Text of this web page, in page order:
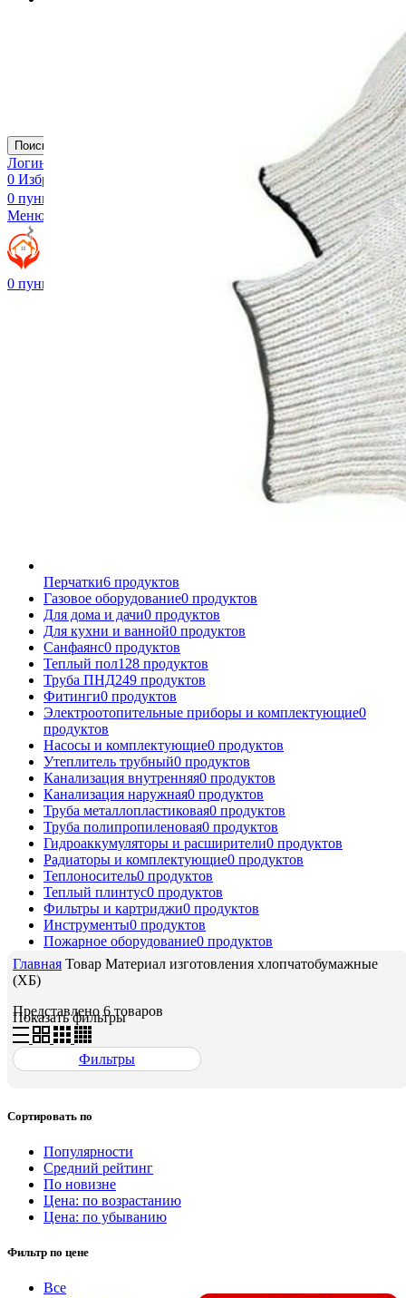
Труба ПНД техническая для кабеля трехслойная
Поиск
Логин / Регистрация
0 Избранное
0 пунктов
Меню
0 пунктов
Перчатки6 продуктов
Газовое оборудование0 продуктов
Для дома и дачи0 продуктов
Для кухни и ванной0 продуктов
Санфаянс0 продуктов
Теплый пол128 продуктов
Труба ПНД249 продуктов
Фитинги0 продуктов
Электроотопительные приборы и комплектующие0
продуктов
Насосы и комплектующие0 продуктов
Утеплитель трубный0 продуктов
Канализация внутренняя0 продуктов
Канализация наружная0 продуктов
Труба металлопластиковая0 продуктов
Труба полипропиленовая0 продуктов
Гидроаккумуляторы и расширители0 продуктов
Радиаторы и комплектующие0 продуктов
Теплоноситель0 продуктов
Теплый плинтус0 продуктов
Фильтры и картриджи0 продуктов
Инструменты0 продуктов
Пожарное оборудование0 продуктов
Показать фильтры
Фильтры
Главная Товар Материал изготовления хлопчатобумажные
(ХБ)
Представлено 6 товаров
Сортировать по
Популярности
Средний рейтинг
По новизне
Цена: по возрастанию
Цена: по убыванию
Фильтр по цене
Все